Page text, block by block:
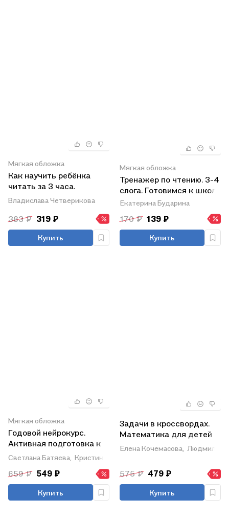
Мягкая обложка
Как научить ребёнка
читать за 3 часа.
Букварь-тренажер
Владислава Четверикова
383 ₽ 319 ₽
Купить
Мягкая обложка
Тренажер по чтению. 3-4
слога. Готовимся к школе
Екатерина Бударина
170 ₽ 139 ₽
Купить
Мягкая обложка
Годовой нейрокурс.
Активная подготовка к
школе. Для детей 5-6
Светлана Батяева, Кристина Хомякова
659 ₽ 549 ₽
Купить
Задачи в кроссвордах.
Математика для детей
5-7 лет
Елена Кочемасова, Людмила
575 ₽ 479 ₽
Купить